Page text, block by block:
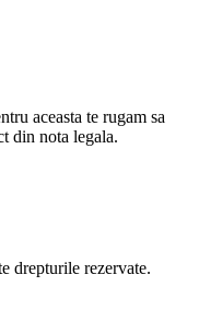
aceasta te rugam sa
din nota legala.
drepturile rezervate.